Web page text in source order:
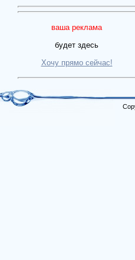
ваша реклама
будет здесь
Хочу прямо сейчас!